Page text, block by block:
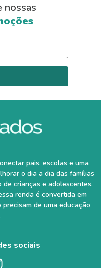
nossas
pais, escolas e uma
o dia a dia das famílias
crianças e adolescentes.
renda é convertida em
de uma educação
sociais